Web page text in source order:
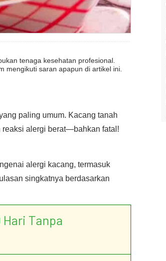
tenaga kesehatan profesional.
mengikuti saran apapun di artikel ini.
paling umum. Kacang tanah
reaksi alergi berat—bahkan fatal!
alergi kacang, termasuk
singkatnya berdasarkan
Hari Tanpa